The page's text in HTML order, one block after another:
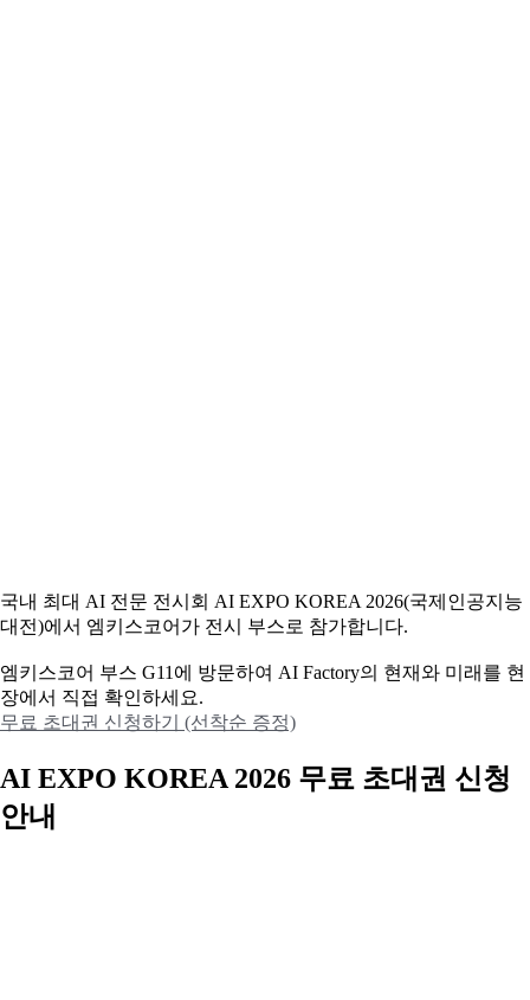
국내 최대 AI 전문 전시회 AI EXPO KOREA 2026(국제인공지능
대전)에서 엠키스코어가 전시 부스로 참가합니다.
엠키스코어 부스 G11에 방문하여 AI Factory의 현재와 미래를 현
장에서 직접 확인하세요.
무료 초대권 신청하기 (선착순 증정)
AI EXPO KOREA 2026 무료 초대권 신청
안내